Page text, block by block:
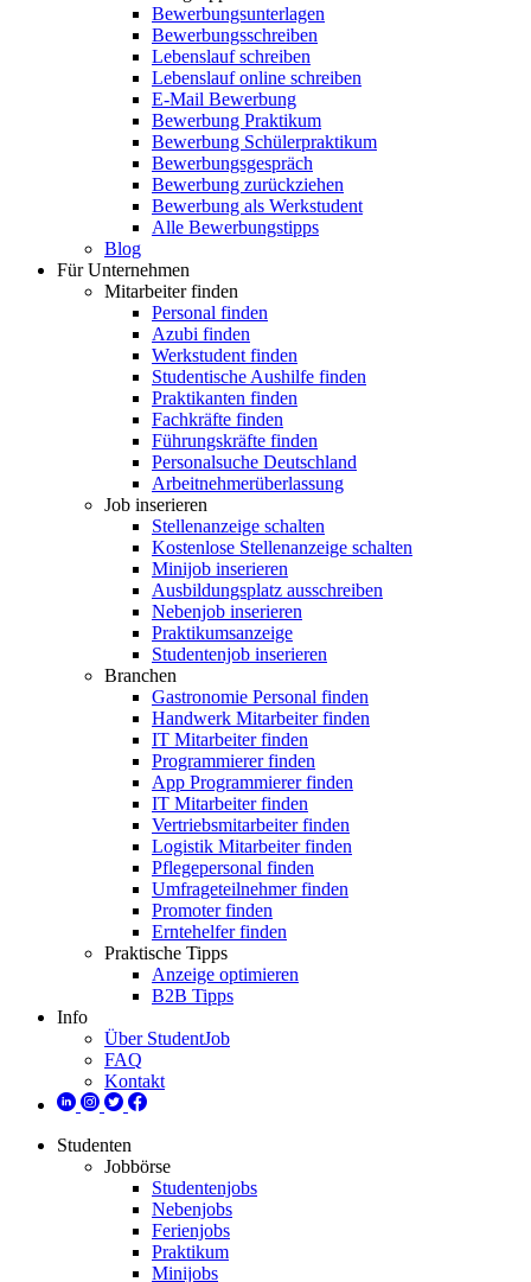
Bewerbungsunterlagen
Bewerbungsschreiben
Lebenslauf schreiben
Lebenslauf online schreiben
E-Mail Bewerbung
Bewerbung Praktikum
Bewerbung Schülerpraktikum
Bewerbungsgespräch
Bewerbung zurückziehen
Bewerbung als Werkstudent
Alle Bewerbungstipps
Blog
Für Unternehmen
Mitarbeiter finden
Personal finden
Azubi finden
Werkstudent finden
Studentische Aushilfe finden
Praktikanten finden
Fachkräfte finden
Führungskräfte finden
Personalsuche Deutschland
Arbeitnehmerüberlassung
Job inserieren
Stellenanzeige schalten
Kostenlose Stellenanzeige schalten
Minijob inserieren
Ausbildungsplatz ausschreiben
Nebenjob inserieren
Praktikumsanzeige
Studentenjob inserieren
Branchen
Gastronomie Personal finden
Handwerk Mitarbeiter finden
IT Mitarbeiter finden
Programmierer finden
App Programmierer finden
IT Mitarbeiter finden
Vertriebsmitarbeiter finden
Logistik Mitarbeiter finden
Pflegepersonal finden
Umfrageteilnehmer finden
Promoter finden
Erntehelfer finden
Praktische Tipps
Anzeige optimieren
B2B Tipps
Info
Über StudentJob
FAQ
Kontakt
Studenten
Jobbörse
Studentenjobs
Nebenjobs
Ferienjobs
Praktikum
Minijobs